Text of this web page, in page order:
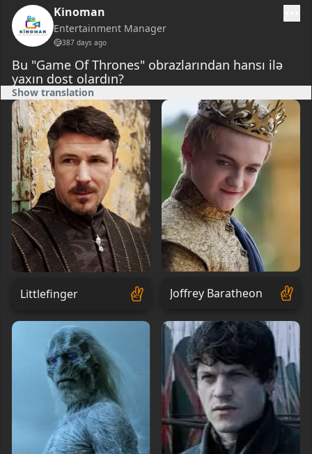
Kinoman
Entertainment Manager
387 days ago
Bu "Game Of Thrones" obrazlarından hansı ilə
yaxın dost olardın?
Show translation
Littlefinger Joffrey Baratheon